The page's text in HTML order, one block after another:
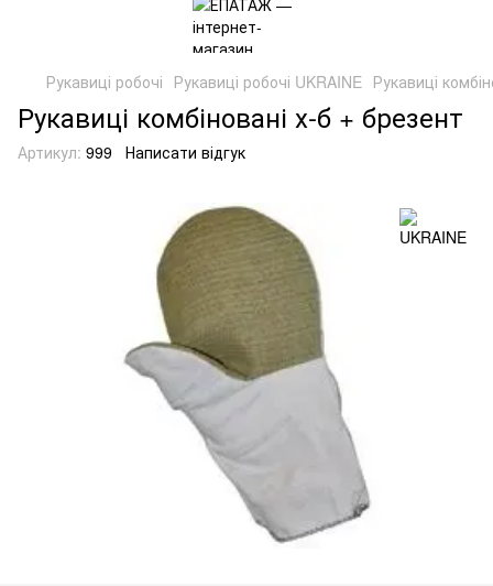
Рукавиці робочі Рукавиці робочі UKRAINE Рукавиці
Рукавиці комбіновані х-б + брезент
Артикул: 999 Написати відгук